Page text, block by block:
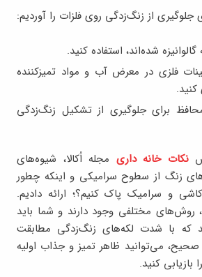
جلوگیری از زنگ‌زدگی روی فلزات را آوردیم:
شده‌اند، استفاده کنید.
فلزی در معرض آب و مواد تمیزکننده
برای جلوگیری از تشکیل زنگ‌زدگی
نکات خانه داری مجله اُکالا، شیوه‌های
زنگ از سطوح سرامیکی و اینکه چطور
و سرامیک پاک کنیم؟؛ ارائه دادیم.
مختلفی وجود دارند و شما باید
که با شدت لکه‌های زنگ‌زدگی مطابقت
صحیح، می‌توانید ظاهر تمیز و جذاب اولیه
کنید.